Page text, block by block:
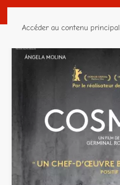
Accéder au contenu principal